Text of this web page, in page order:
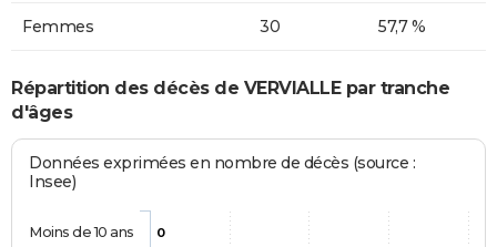
Femmes 30 57,7 %
Répartition des décès de VERVIALLE par tranche
d'âges
Données exprimées en nombre de décès (source :
Insee)
0
Moins de 10 ans